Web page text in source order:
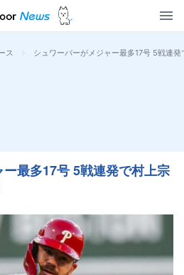
ス > シュワーバーがメジャー最多17号 5戦連
最多17号 5戦連発で村上宗